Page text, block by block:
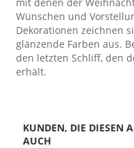
Wünschen und
Dekorationen zeichnen
glänzende Farben aus.
den letzten Schliff, den
erhält.
KUNDEN, DIE DIESEN
AUCH